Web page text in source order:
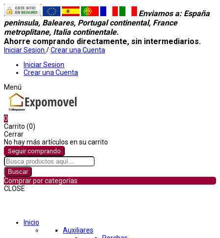
Enviamos a: España
peninsula, Baleares, Portugal continental, France
metroplitane, Italia continentale.
Ahorre comprando directamente, sin intermediarios.
Iniciar Sesion /Crear una Cuenta
Iniciar Sesion
Crear una Cuenta
Menú
0
Carrito (0)
Cerrar
No hay más artículos en su carrito
Seguir comprando
Buscar
Comprar por categorías
CLOSE
Inicio
Auxiliares